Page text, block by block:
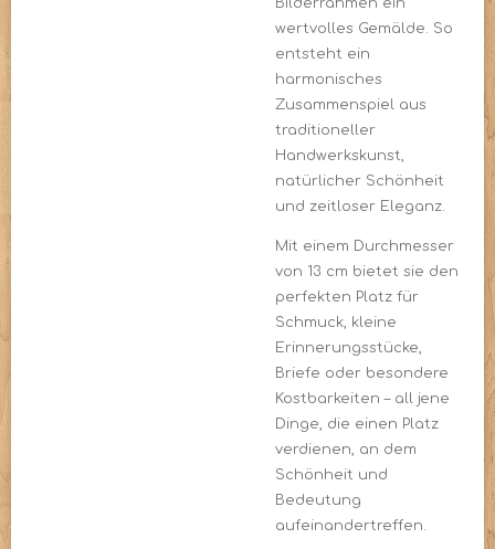
wertvolles Gemälde. So
entsteht ein
harmonisches
Zusammenspiel aus
traditioneller
Handwerkskunst,
natürlicher Schönheit
und zeitloser Eleganz.
Mit einem Durchmesser
von 13 cm bietet sie den
perfekten Platz für
Schmuck, kleine
Erinnerungsstücke,
Briefe oder besondere
Kostbarkeiten – all jene
Dinge, die einen Platz
verdienen, an dem
Schönheit und
Bedeutung
aufeinandertreffen.